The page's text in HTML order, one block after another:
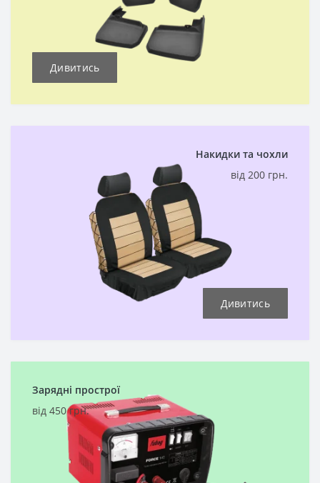
Дивитись
Накидки та чохли
від 200 грн.
Дивитись
Зарядні прострої
від 450 грн.